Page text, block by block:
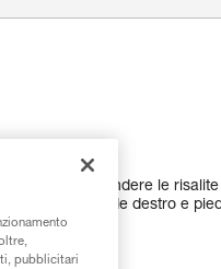
destinato a rendere le
versioni: piede destro e
pubblicitari